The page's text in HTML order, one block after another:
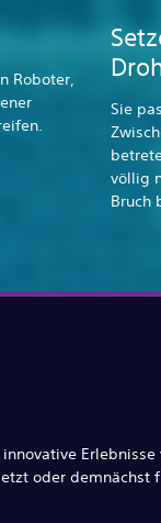
Roboter,
Sie
völlig
Bruch
Erlebnisse
oder demnächst